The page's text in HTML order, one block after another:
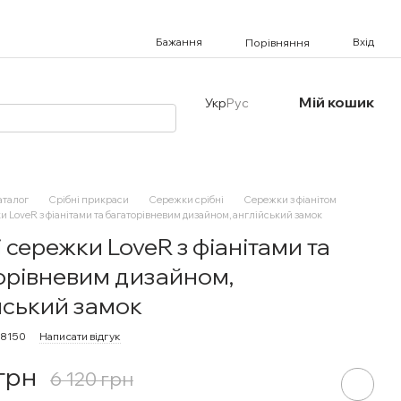
Бажання Порівняння Вхід
УкрРус Мій кошик
Срібні прикраси Сережки срібні
Сережки з фіанітом
LoveR з фіанітами та багаторівневим дизайном, англійський замок
сережки LoveR з фіанітами та
дизайном,
замок
Написати відгук
6 120 грн